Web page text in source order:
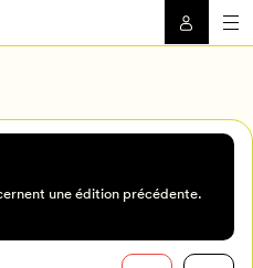
une édition précédente.